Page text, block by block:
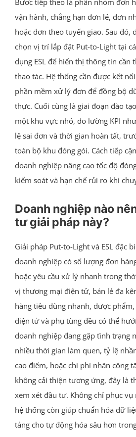
vận hành, chẳng hạn đơn lẻ, đơn
hoặc đơn theo tuyến giao. Sau đó,
chọn vị trí lắp đặt Put-to-Light tại
dụng ESL để hiển thị thông tin cần
thao tác. Hệ thống cần được kết nối
phần mềm xử lý đơn để đồng bộ
thực. Cuối cùng là giai đoạn đào
một khu vực nhỏ, đo lường KPI
lệ sai đơn và thời gian hoàn tất,
toàn bộ khu đóng gói. Cách tiếp
doanh nghiệp nâng cao tốc độ
kiểm soát và hạn chế rủi ro khi
Doanh nghiệp nào
tư giải pháp này?
Giải pháp Put-to-Light và ESL đặc
doanh nghiệp có số lượng đơn
hoặc yêu cầu xử lý nhanh trong
vị thương mại điện tử, bán lẻ đa
hàng tiêu dùng nhanh, dược
điện tử và phụ tùng đều có thể
doanh nghiệp đang gặp tình trạng
nhiều thời gian làm quen, tỷ lệ
cao điểm, hoặc chi phí nhân công
không cải thiện tương ứng, đây là
xem xét đầu tư. Không chỉ phục vụ
hệ thống còn giúp chuẩn hóa dữ
tảng cho tự động hóa sâu hơn